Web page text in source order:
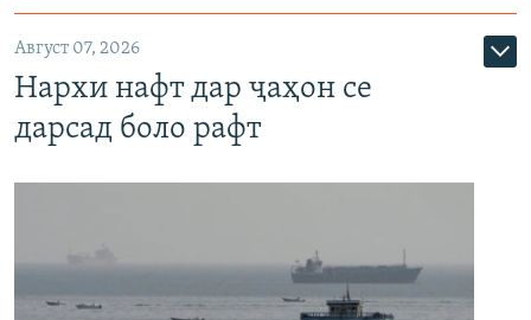
Август 07, 2026
Нархи нафт дар ҷаҳон се
дарсад боло рафт